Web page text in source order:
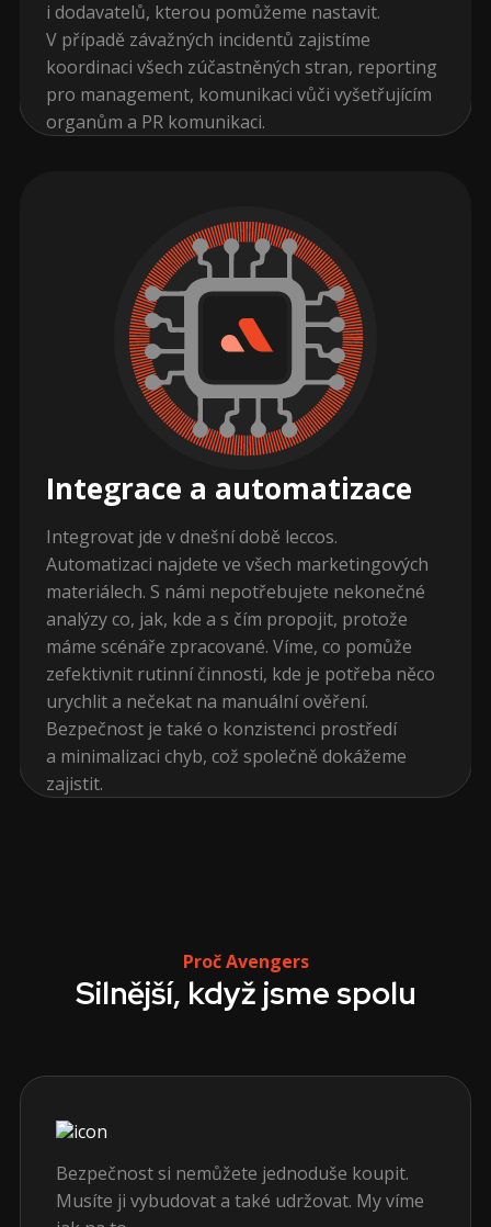
i dodavatelů, kterou pomůžeme nastavit.
V případě závažných incidentů zajistíme
koordinaci všech zúčastněných stran, reporting
pro management, komunikaci vůči vyšetřujícím
organům a PR komunikaci.
Integrace a automatizace
Integrovat jde v dnešní době leccos.
Automatizaci najdete ve všech marketingových
materiálech. S námi nepotřebujete nekonečné
analýzy co, jak, kde a s čím propojit, protože
máme scénáře zpracované. Víme, co pomůže
zefektivnit rutinní činnosti, kde je potřeba něco
urychlit a nečekat na manuální ověření.
Bezpečnost je také o konzistenci prostředí
a minimalizaci chyb, což společně dokážeme
zajistit.
Proč Avengers
Silnější, když jsme spolu
Bezpečnost si nemůžete jednoduše koupit.
Musíte ji vybudovat a také udržovat. My víme